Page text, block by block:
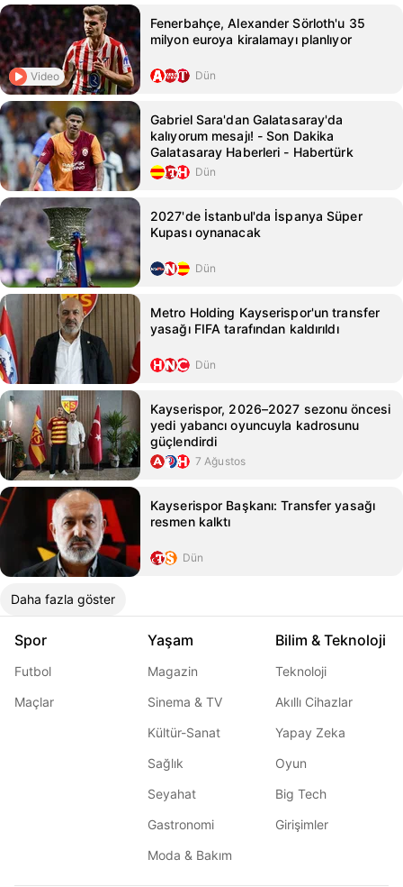
Video
Fenerbahçe, Alexander Sörloth'u 35
milyon euroya kiralamayı planlıyor
Dün
Gabriel Sara'dan Galatasaray'da
kalıyorum mesajı! - Son Dakika
Galatasaray Haberleri - Habertürk
Dün
2027'de İstanbul'da İspanya Süper
Kupası oynanacak
Dün
Metro Holding Kayserispor'un transfer
yasağı FIFA tarafından kaldırıldı
Dün
Kayserispor, 2026–2027 sezonu öncesi
yedi yabancı oyuncuyla kadrosunu
güçlendirdi
7 Ağustos
Kayserispor Başkanı: Transfer yasağı
resmen kalktı
Dün
Daha fazla göster
Spor
Futbol
Maçlar
Yaşam
Magazin
Sinema & TV
Kültür-Sanat
Sağlık
Seyahat
Gastronomi
Moda & Bakım
Bilim & Teknoloji
Teknoloji
Akıllı Cihazlar
Yapay Zeka
Oyun
Big Tech
Girişimler